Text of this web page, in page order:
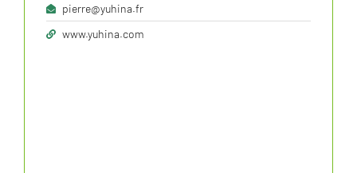
pierre@yuhina.fr
www.yuhina.com